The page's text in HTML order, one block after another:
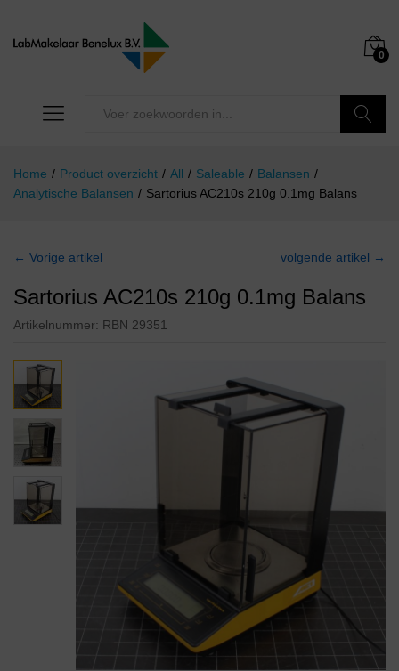
0
Home / Product overzicht / All / Saleable / Balansen /
Analytische Balansen / Sartorius AC210s 210g 0.1mg Balans
← Vorige artikel volgende artikel →
Sartorius AC210s 210g 0.1mg Balans
Artikelnummer: RBN 29351